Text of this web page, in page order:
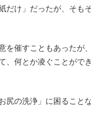
だけ」だったが、そも
を催すこともあったが
、何とか凌ぐことがで
の洗浄」に困ること